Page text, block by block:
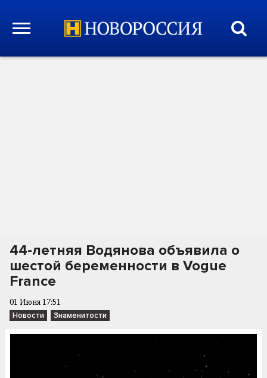
44-летняя Водянова объявила о
шестой беременности в Vogue
France
01 Июня 17:51
Новости Знаменитости